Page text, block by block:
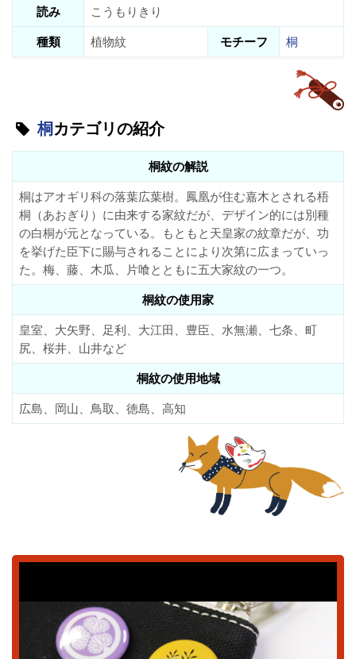
読み
こうもりきり
種類
植物紋 モチーフ 桐
桐 カテゴリの紹介
桐紋の解説
桐はアオギリ科の落葉広葉樹。鳳凰が住む嘉木とされる梧
桐（あおぎり）に由来する家紋だが、デザイン的には別種
の白桐が元となっている。もともと天皇家の紋章だが、功
を挙げた臣下に賜与されることにより次第に広まっていっ
た。梅、藤、木瓜、片喰とともに五大家紋の一つ。
桐紋の使用家
皇室、大矢野、足利、大江田、豊臣、水無瀬、七条、町
尻、桜井、山井など
桐紋の使用地域
広島、岡山、鳥取、徳島、高知